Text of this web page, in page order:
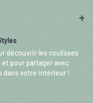
découvrir les coulisses
pour partager avec
dans votre intérieur !